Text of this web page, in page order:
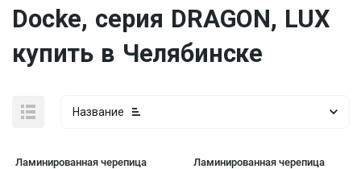
Docke, серия DRAGON, LUX
купить в Челябинске
Название
Ламинированная черепица
Ламинированная черепица